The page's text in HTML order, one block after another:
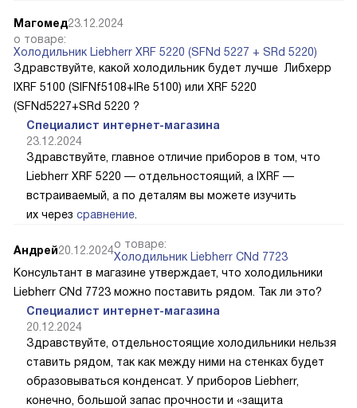
Магомед23.12.2024
о товаре:
Холодильник Liebherr XRF 5220 (SFNd 5227 + SRd 5220)
Здравствуйте, какой холодильник будет лучше Либхерр
IXRF 5100 (SIFNf5108+IRe 5100) или XRF 5220
(SFNd5227+SRd 5220 ?
Специалист интернет-магазина
23.12.2024
Здравствуйте, главное отличие приборов в том, что
Liebherr XRF 5220 — отдельностоящий, а IXRF —
встраиваемый, а по деталям вы можете изучить
их через сравнение
Андрей20.12.2024о товаре:
Холодильник Liebherr CNd 7723
Консультант в магазине утверждает, что холодильники
Liebherr CNd 7723 можно поставить рядом. Так ли это?
Специалист интернет-магазина
20.12.2024
Здравствуйте, отдельностоящие холодильники нельзя
ставить рядом, так как между ними на стенках будет
образовываться конденсат. У приборов Liebherr,
конечно, большой запас прочности и «защита